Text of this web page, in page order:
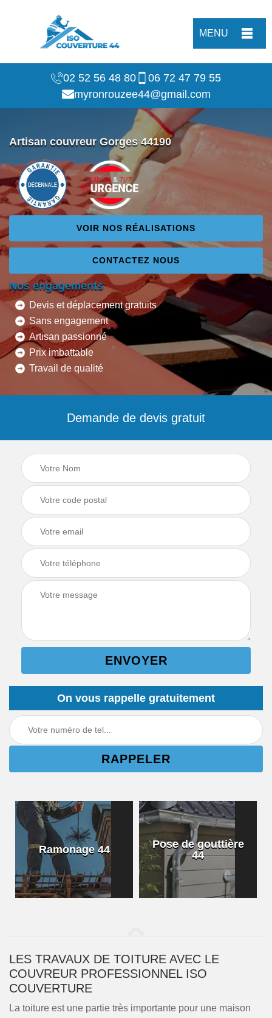
MENU
02 52 56 48 80
06 72 47 79 55
myronrouzee44@gmail.com
Artisan couvreur Gorges 44190
VOIR NOS RÉALISATIONS
CONTACTEZ NOUS
Nos engagements
Devis et déplacement gratuits
Sans engagement
Artisan passionné
Prix imbattable
Travail de qualité
Demande de devis gratuit
On vous rappelle gratuitement
Ramonage 44
Pose de gouttière
44
LES TRAVAUX DE TOITURE AVEC LE
COUVREUR PROFESSIONNEL ISO
COUVERTURE
La toiture est une partie très importante pour une maison